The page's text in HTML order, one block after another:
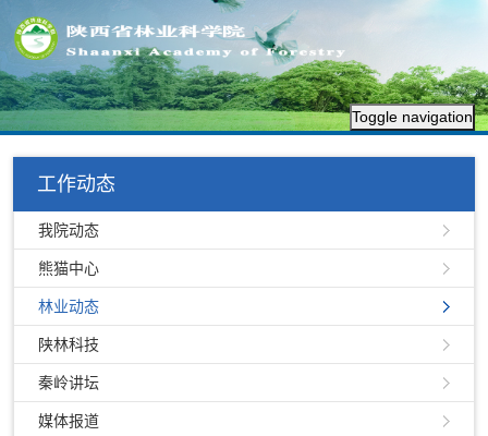
Toggle navigation
工作动态
我院动态
熊猫中心
林业动态
陕林科技
秦岭讲坛
媒体报道